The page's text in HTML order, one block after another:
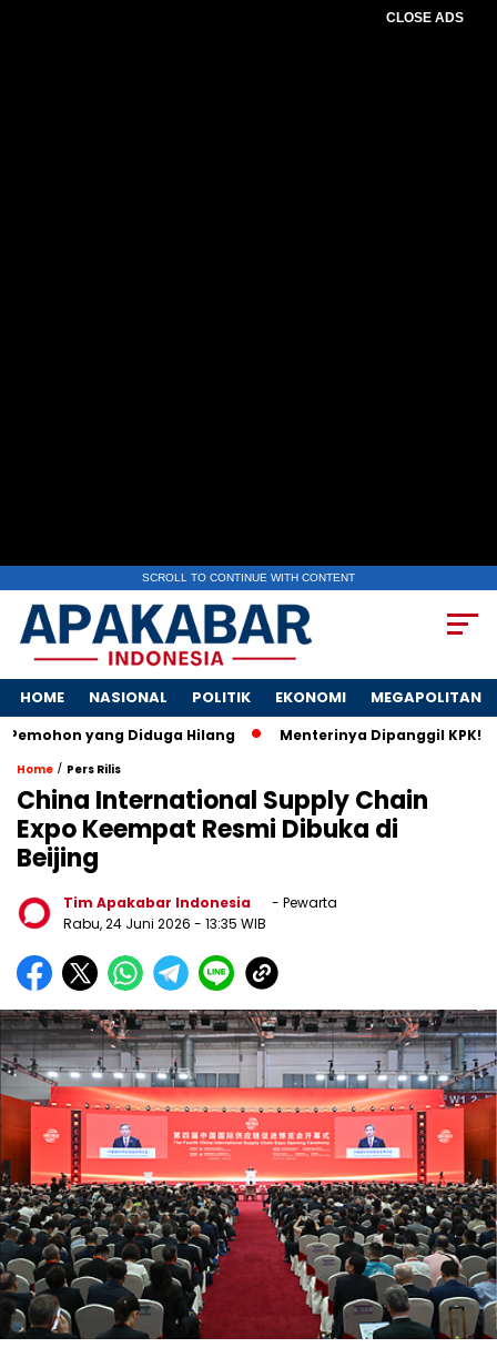
CLOSE ADS
SCROLL TO CONTINUE WITH CONTENT
HOME NASIONAL POLITIK EKONOMI MEGAPOLITAN
yang Diduga Hilang Menterinya Dipanggil KPK! Surat
Home / Pers Rilis
China International Supply Chain
Expo Keempat Resmi Dibuka di
Beijing
Tim Apakabar Indonesia
- Pewarta
Rabu, 24 Juni 2026 - 13:35 WIB